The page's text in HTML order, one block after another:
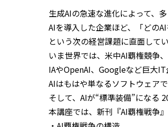
生成AIの急速な進化によって、
AIを導入した企業ほど、「どの
という次の経営課題に直面してい
いま世界では、米中AI覇権競争
IAやOpenAI、Googleなど巨大IT
AIはもはや単なるソフトウェア
そして、AIが“標準装備”になる
本講座では、新刊『AI覇権戦争